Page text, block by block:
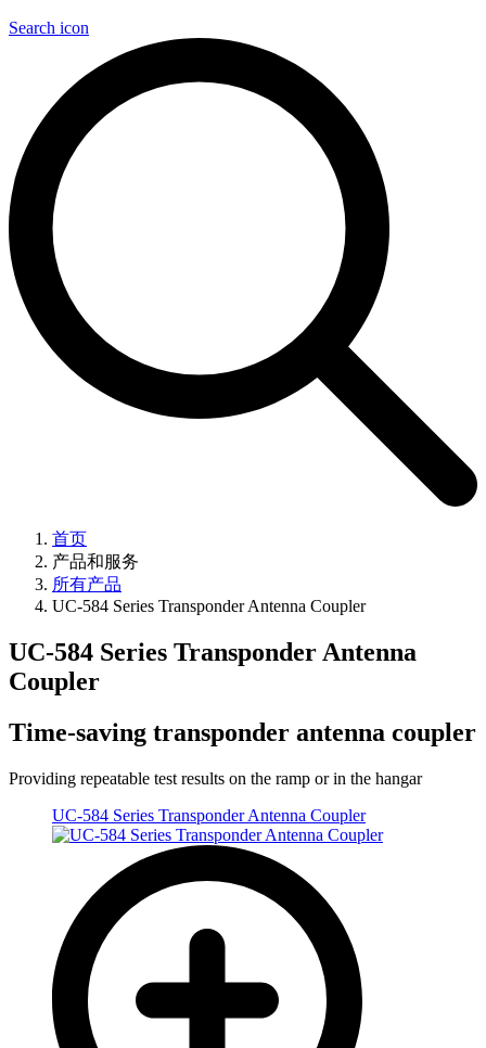
Search icon
首页
产品和服务
所有产品
UC-584 Series Transponder Antenna Coupler
UC-584 Series Transponder Antenna
Coupler
Time-saving transponder antenna coupler
Providing repeatable test results on the ramp or in the hangar
UC-584 Series Transponder Antenna Coupler